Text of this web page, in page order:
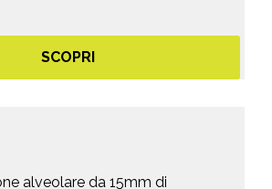
SCOPRI
alveolare da 15mm di